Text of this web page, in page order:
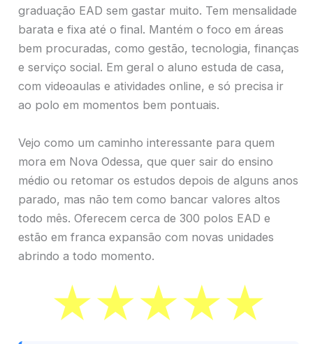
graduação EAD sem gastar muito. Tem mensalidade
barata e fixa até o final. Mantém o foco em áreas
bem procuradas, como gestão, tecnologia, finanças
e serviço social. Em geral o aluno estuda de casa,
com videoaulas e atividades online, e só precisa ir
ao polo em momentos bem pontuais.
Vejo como um caminho interessante para quem
mora em Nova Odessa, que quer sair do ensino
médio ou retomar os estudos depois de alguns anos
parado, mas não tem como bancar valores altos
todo mês. Oferecem cerca de 300 polos EAD e
estão em franca expansão com novas unidades
abrindo a todo momento.